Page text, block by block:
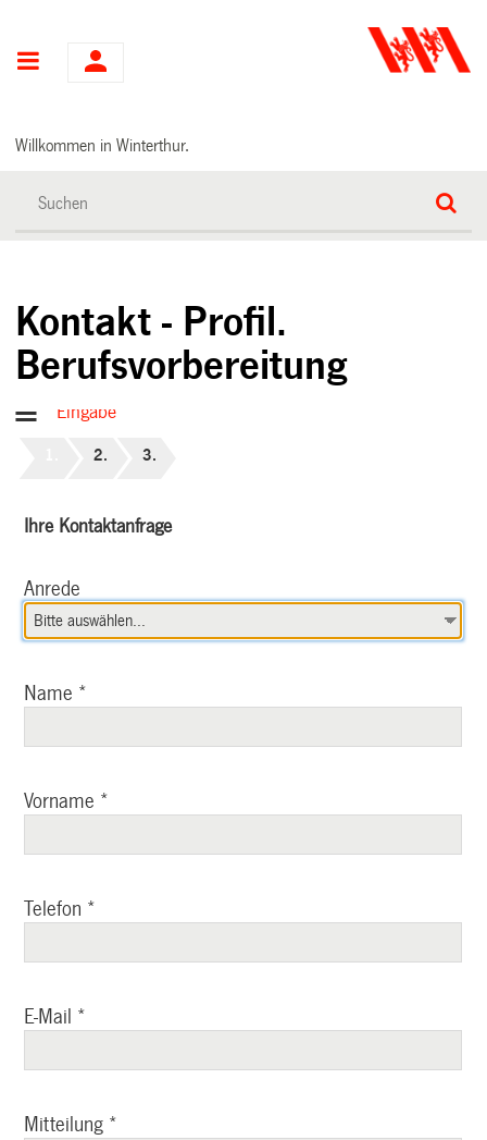
Hauptnavigation
Willkommen in Winterthur.
Kontakt - Profil.
Berufsvorbereitung